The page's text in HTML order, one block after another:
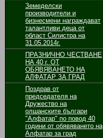
Земеделски
производители и
бизнесмени награждават
талантливи деца от
област Силистра на
31.05.2014г.
ПРАЗНИЧНО ЧЕСТВАНЕ
НА 40 г. ОТ
ОБЯВЯВАНЕТО НА
АЛФАТАР ЗА ГРАД
Поздрав от
председателя на
Дружество на
олшанските българи
"Алфатар" по повод 40
години от обявяването на
Алфатар за град